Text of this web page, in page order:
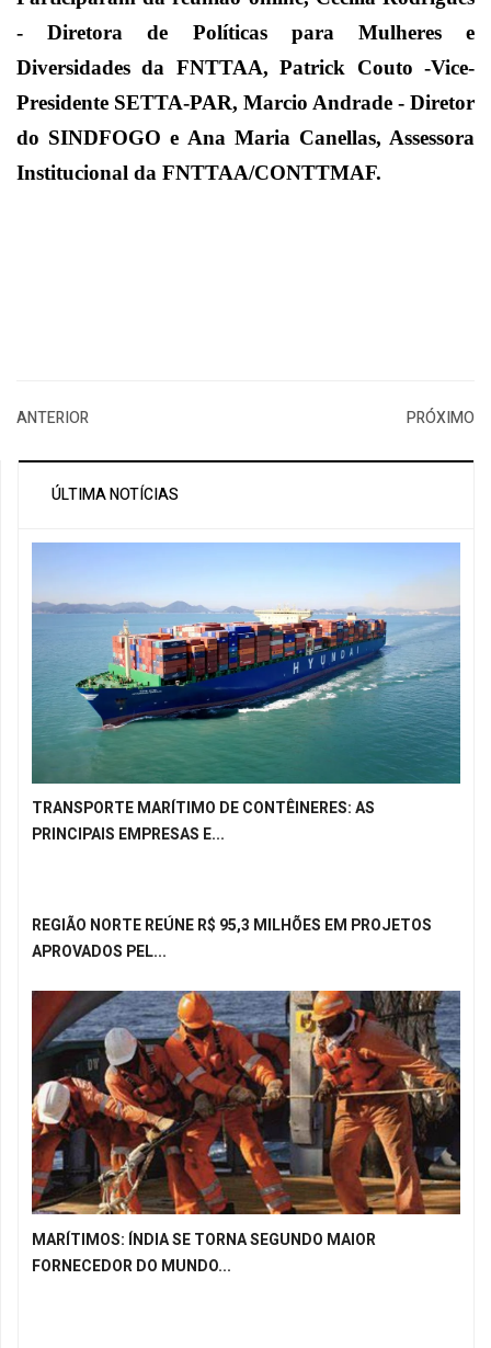
- Diretora de Políticas para Mulheres e
Diversidades da FNTTAA, Patrick Couto -Vice-
Presidente SETTA-PAR, Marcio Andrade - Diretor
do SINDFOGO e Ana Maria Canellas, Assessora
Institucional da FNTTAA/CONTTMAF.
ANTERIOR PRÓXIMO
ÚLTIMA NOTÍCIAS
TRANSPORTE MARÍTIMO DE CONTÊINERES: AS
PRINCIPAIS EMPRESAS E...
REGIÃO NORTE REÚNE R$ 95,3 MILHÕES EM PROJETOS
APROVADOS PEL...
MARÍTIMOS: ÍNDIA SE TORNA SEGUNDO MAIOR
FORNECEDOR DO MUNDO...